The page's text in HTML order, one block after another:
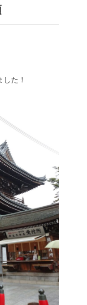
た！